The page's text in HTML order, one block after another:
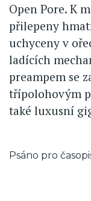
Open Pore. K
přilepeny
uchyceny v
ladících
preampem se
třípolohovým
také luxusní
Psáno pro